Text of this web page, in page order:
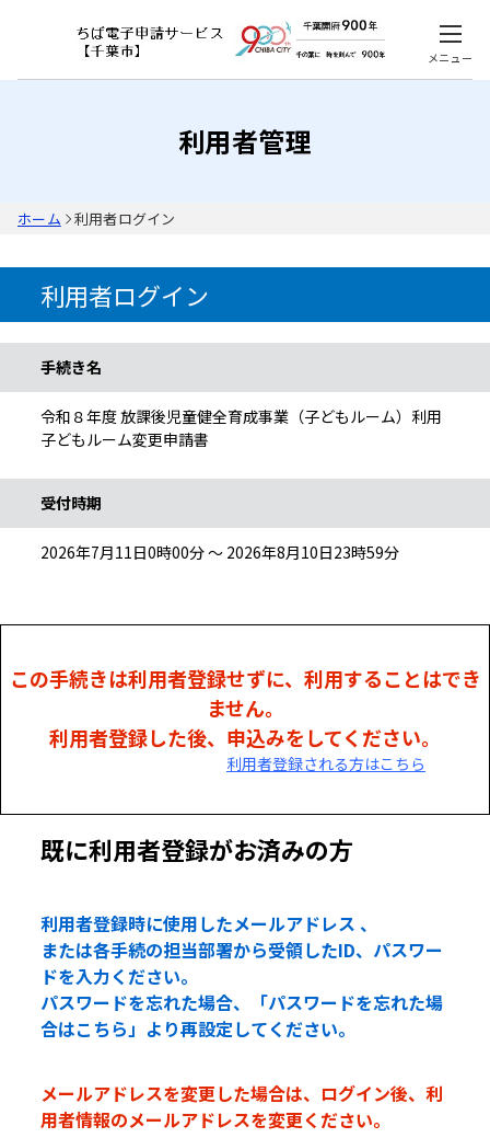
メニュー
利用者管理
ホーム 利用者ログイン
利用者ログイン
手続き名
令和８年度 放課後児童健全育成事業（子どもルーム）利用
子どもルーム変更申請書
受付時期
2026年7月11日0時00分 ～ 2026年8月10日23時59分
この手続きは利用者登録せずに、利用することはでき
ません。
利用者登録した後、申込みをしてください。
利用者登録される方はこちら
既に利用者登録がお済みの方
利用者登録時に使用したメールアドレス 、
または各手続の担当部署から受領したID、パスワー
ドを入力ください。
パスワードを忘れた場合、「パスワードを忘れた場
合はこちら」より再設定してください。
メールアドレスを変更した場合は、ログイン後、利
用者情報のメールアドレスを変更ください。